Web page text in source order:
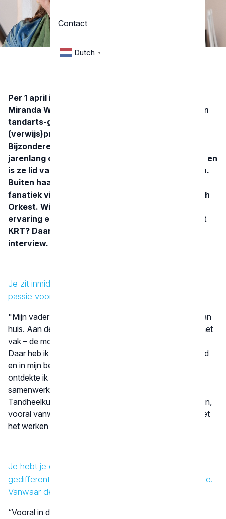
Contact
Dutch ▼
Per 1 april is het KRT-bestuur versterkt met
Miranda Wetselaar-Glas. Miranda is een bevlogen
tandarts-gnatholoog. Naast een eigen
(verwijs)praktijk, werkt ze in het Centrum voor
Bijzondere Tandheelkunde in het LUMC, gaf ze
jarenlang colleges aan studenten tandheelkunde en
is ze lid van diverse (inter)nationale verenigingen.
Buiten haar werk om daagt ze zichzelf uit als
fanatiek violist in het Heemsteeds Philharmonisch
Orkest. Wie is Miranda en wat hoopt ze met haar
ervaring en kennis te kunnen betekenen voor het
KRT? Daarover vertelt ze graag meer in dit
interview.
Je zit inmiddels ruim 35 jaar in het vak. Hoe is die
passie voor tandheelkunde ooit ontstaan?
"Mijn vader begon in 1957 zijn eigen tandartspraktijk aan
huis. Aan de keukentafel hoorde ik alle verhalen over het
vak – de mooie momenten, maar ook de uitdagingen.
Daar heb ik veel van geleerd. Toen ik zelf tandarts werd
en in mijn beginjaren met mijn vader samenwerkte,
ontdekte ik pas echt hoe vakkundig hij was. Die
samenwerking heeft mij gevormd en geïnspireerd.
Tandheelkunde zelf heb ik altijd al interessant gevonden,
vooral vanwege het medische aspect in combinatie met
het werken met mensen."
Je hebt je gespecialiseerd, of beter gezegd,
gedifferentieerd in slaapgeneeskunde en gnathologie.
Vanwaar deze differentiatie?
“Vooral in de gnathologie speelt het menselijke aspect